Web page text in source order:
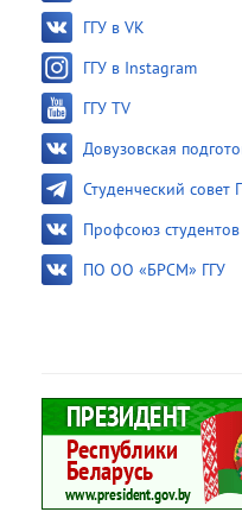
ГГУ в VK
ГГУ в Instagram
ГГУ TV
Довузовская
Студенческий совет
Профсоюз студентов
ПО ОО «БРСМ» ГГУ